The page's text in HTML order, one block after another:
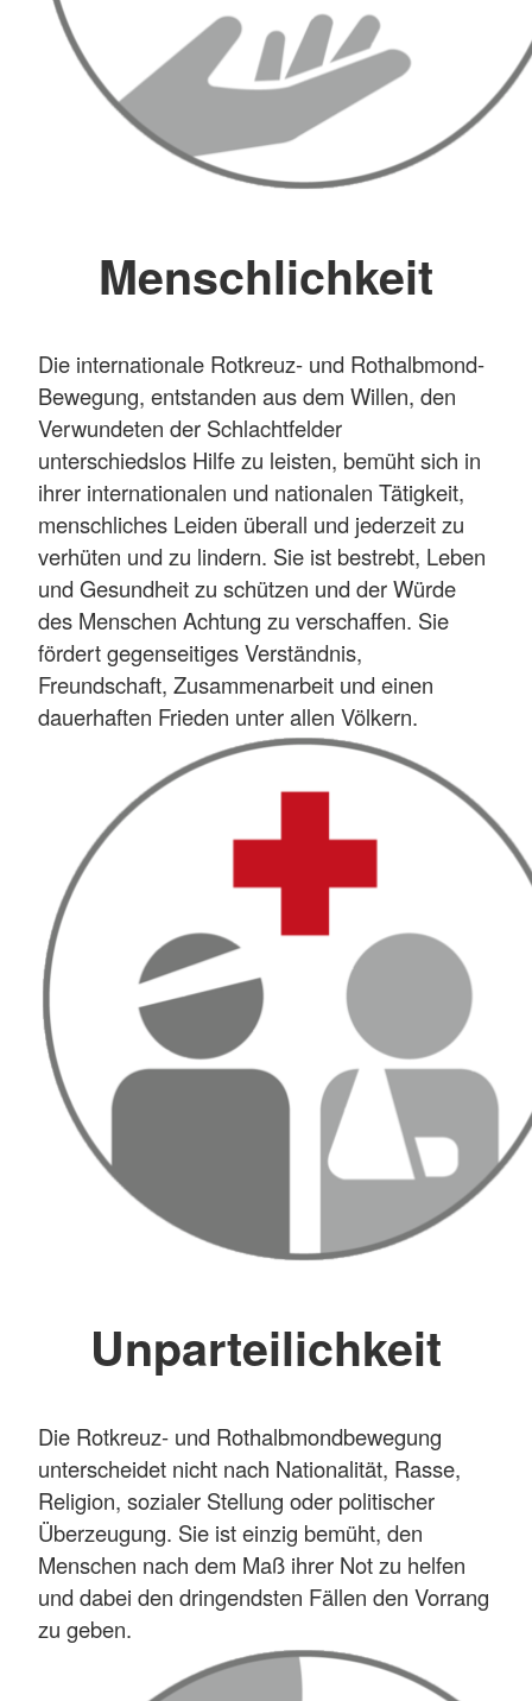
Menschlichkeit
Die internationale Rotkreuz- und Rothalbmond-
Bewegung, entstanden aus dem Willen, den
Verwundeten der Schlachtfelder
unterschiedslos Hilfe zu leisten, bemüht sich in
ihrer internationalen und nationalen Tätigkeit,
menschliches Leiden überall und jederzeit zu
verhüten und zu lindern. Sie ist bestrebt, Leben
und Gesundheit zu schützen und der Würde
des Menschen Achtung zu verschaffen. Sie
fördert gegenseitiges Verständnis,
Freundschaft, Zusammenarbeit und einen
dauerhaften Frieden unter allen Völkern.
Unparteilichkeit
Die Rotkreuz- und Rothalbmondbewegung
unterscheidet nicht nach Nationalität, Rasse,
Religion, sozialer Stellung oder politischer
Überzeugung. Sie ist einzig bemüht, den
Menschen nach dem Maß ihrer Not zu helfen
und dabei den dringendsten Fällen den Vorrang
zu geben.